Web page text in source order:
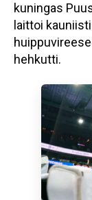
kuningas
laittoi
hehkutti.